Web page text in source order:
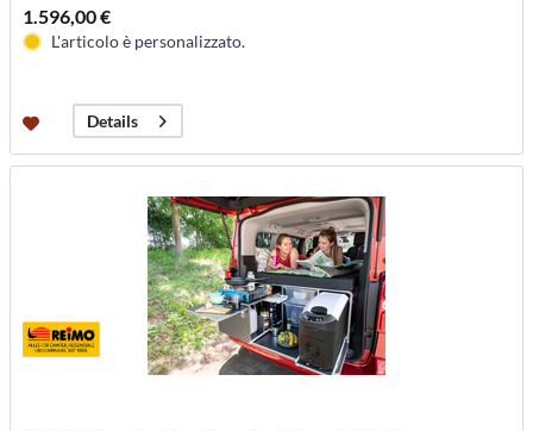
1.596,00 €
L'articolo è personalizzato.
Details